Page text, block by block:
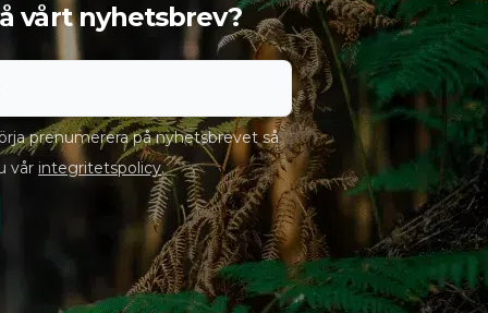
vårt nyhetsbrev?
prenumerera på nyhetsbrevet så
vår integritetspolicy.